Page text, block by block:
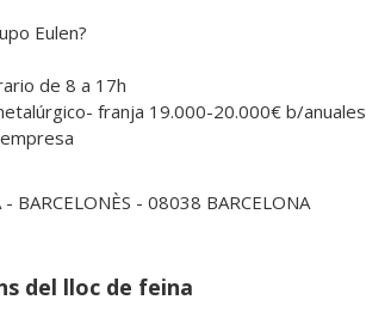
Eulen?
de 8 a 17h
franja 19.000-20.000€ b/anuales
- BARCELONÈS - 08038 BARCELONA
del lloc de feina